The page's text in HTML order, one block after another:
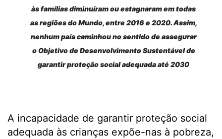
às famílias diminuíram ou estagnaram em todas
as regiões do Mundo, entre 2016 e 2020. Assim,
nenhum país caminhou no sentido de assegurar
o Objetivo de Desenvolvimento Sustentável de
garantir proteção social adequada até 2030
A incapacidade de garantir proteção social
adequada às crianças expõe-nas à pobreza,